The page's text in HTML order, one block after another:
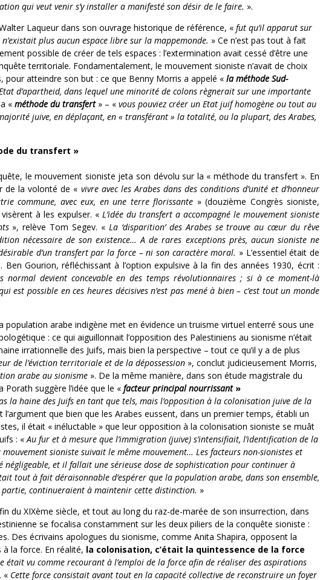
qui veut venir s’y installer a manifesté son désir de le faire. ».
Laqueur dans son ouvrage historique de référence, « fut qu’il apparut sur
plus aucun espace libre sur la mappemonde. » Ce n’est pas tout à fait
possible de créer de tels espaces : l’extermination avait cessé d’être une
territoriale. Fondamentalement, le mouvement sioniste n’avait de choix
pour atteindre son but : ce que Benny Morris a appelé « la méthode Sud-
Etat d’apartheid, dans lequel une minorité de colons règnerait sur une importante
« méthode du transfert » – « vous pouviez créer un Etat juif homogène ou tout au
juive, en déplaçant, en « transférant » la totalité, ou la plupart, des Arabes,
du transfert »
le mouvement sioniste jeta son dévolu sur la « méthode du transfert ». En
de la volonté de « vivre avec les Arabes dans des conditions d’unité et d’honneur
commune, avec eux, en une terre florissante » (douzième Congrès sioniste,
à les expulser. « L’idée du transfert a accompagné le mouvement sioniste
», relève Tom Segev. « La ‘disparition’ des Arabes se trouve au cœur du rêve
nécessaire de son existence… A de rares exceptions près, aucun sioniste ne
d’un transfert par la force – ni son caractère moral. » L’essentiel était de
Gourion, réfléchissant à l’option expulsive à la fin des années 1930, écrit :
normal devient concevable en des temps révolutionnaires ; si à ce moment-là
est possible en ces heures décisives n’est pas mené à bien – c’est tout un monde
population arabe indigène met en évidence un truisme virtuel enterré sous une
: ce qui aiguillonnait l’opposition des Palestiniens au sionisme n’était
irrationnelle des Juifs, mais bien la perspective – tout ce qu’il y a de plus
de l’éviction territoriale et de la dépossession », conclut judicieusement Morris,
arabe au sionisme ». De la même manière, dans son étude magistrale du
suggère l’idée que le « facteur principal nourrissant »
la haine des Juifs en tant que tels, mais l’opposition à la colonisation juive de la
l’argument que bien que les Arabes eussent, dans un premier temps, établi un
il était « inéluctable » que leur opposition à la colonisation sioniste se muât
: «Au fur et à mesure que l’immigration (juive) s’intensifiait, l’identification de la
sioniste suivait le même mouvement… Les facteurs non-sionistes et
et il fallait une sérieuse dose de sophistication pour continuer à
tout à fait déraisonnable d’espérer que la population arabe, dans son ensemble,
partie, continueraient à maintenir cette distinction. »
du XIXème siècle, et tout au long du raz-de-marée de son insurrection, dans
se focalisa constamment sur les deux piliers de la conquête sioniste :
Des écrivains apologues du sionisme, comme Anita Shapira, opposent la
la force. En réalité, la colonisation, c’était la quintessence de la force
était vu comme recourant à l’emploi de la force afin de réaliser des aspirations
« Cette force consistait avant tout en la capacité collective de reconstruire un foyer